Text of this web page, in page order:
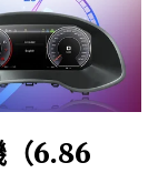
6.86